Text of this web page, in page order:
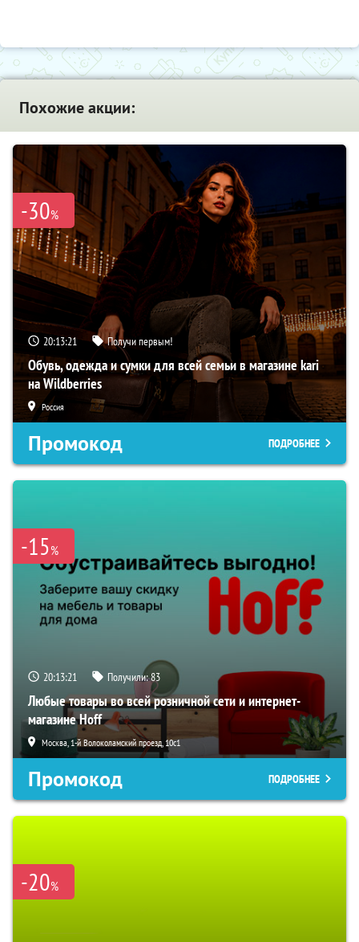
Похожие акции:
-30%
20:13:20 Получи первым!
Обувь, одежда и сумки для всей семьи в магазине kari
на Wildberries
Россия
Промокод ПОДРОБНЕЕ
-15%
20:13:20 Получили:83
Любые товары во всей розничной сети и интернет-
магазине Hoff
Москва, 1-й Волоколамский проезд, 10с1
Промокод ПОДРОБНЕЕ
-20%